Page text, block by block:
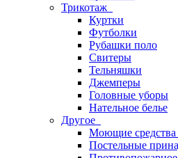
Трикотаж
Куртки
Футболки
Рубашки поло
Свитеры
Тельняшки
Джемперы
Головные уборы
Нательное белье
Другое
Моющие средства
Постельные